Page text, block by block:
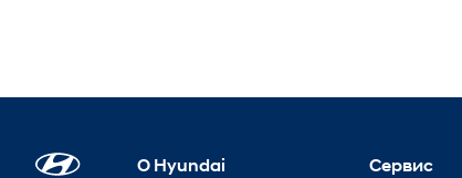
О Hyundai Сервис